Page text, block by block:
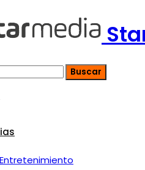
Entretenimiento